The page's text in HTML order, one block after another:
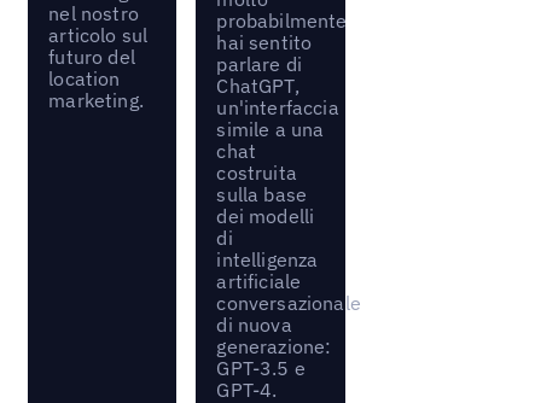
nel nostro
articolo sul
futuro del
location
marketing.
probabilmente
hai sentito
parlare di
ChatGPT,
un'interfaccia
simile a una
chat
costruita
sulla base
dei modelli
di
intelligenza
artificiale
conversazionale
di nuova
generazione:
GPT-3.5 e
GPT-4.